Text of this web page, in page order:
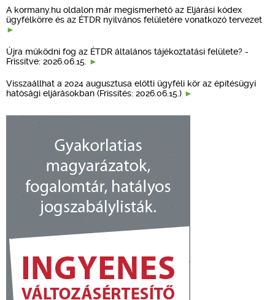
A kormany.hu oldalon már megismerhető az Eljárási kódex
ügyfélkörre és az ÉTDR nyilvános felületére vonatkozó tervezet
Újra működni fog az ÉTDR általános tájékoztatási felülete? -
Frissítve: 2026.06.15.
Visszaállhat a 2024 augusztusa előtti ügyféli kör az építésügyi
hatósági eljárásokban (Frissítés: 2026.06.15.)